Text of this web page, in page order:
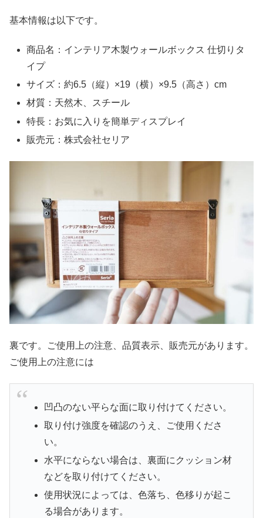
基本情報は以下です。
商品名：インテリア木製ウォールボックス 仕切りタ
イプ
サイズ：約6.5（縦）×19（横）×9.5（高さ）cm
材質：天然木、スチール
特長：お気に入りを簡単ディスプレイ
販売元：株式会社セリア
裏です。ご使用上の注意、品質表示、販売元があります。
ご使用上の注意には
凹凸のない平らな面に取り付けてください。
取り付け強度を確認のうえ、ご使用くださ
い。
水平にならない場合は、裏面にクッション材
などを取り付けてください。
使用状況によっては、色落ち、色移りが起こ
る場合があります。